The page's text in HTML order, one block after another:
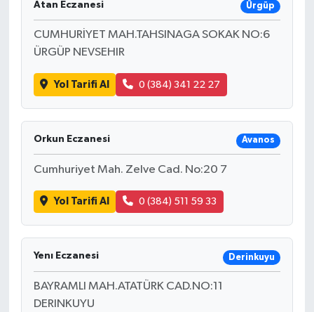
Atan Eczanesi Ürgüp
CUMHURİYET MAH.TAHSINAGA SOKAK NO:6
ÜRGÜP NEVSEHIR
Yol Tarifi Al 0 (384) 341 22 27
Orkun Eczanesi Avanos
Cumhuriyet Mah. Zelve Cad. No:20 7
Yol Tarifi Al 0 (384) 511 59 33
Yenı Eczanesi Derinkuyu
BAYRAMLI MAH.ATATÜRK CAD.NO:11
DERINKUYU